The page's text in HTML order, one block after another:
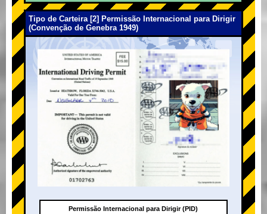
Tipo de Carteira [2] Permissão Internacional para Dirigir
(Convenção de Genebra 1949)
Permissão Internacional para Dirigir (PID)